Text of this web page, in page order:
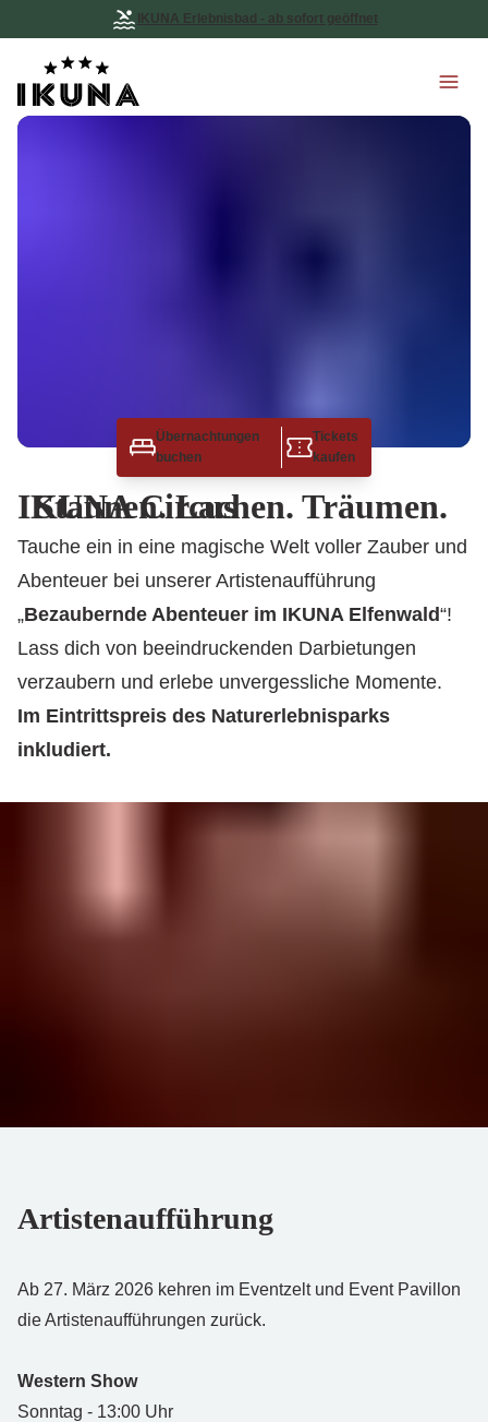
IKUNA Erlebnisbad - ab sofort geöffnet
Staunen. Lachen. Träumen.
Übernachtungen
buchen
Tickets
kaufen
IKUNA Circus
Tauche ein in eine magische Welt voller Zauber und
Abenteuer bei unserer Artistenaufführung
„Bezaubernde Abenteuer im IKUNA Elfenwald“!
Lass dich von beeindruckenden Darbietungen
verzaubern und erlebe unvergessliche Momente.
Im Eintrittspreis des Naturerlebnisparks
inkludiert.
Artisten­aufführung
Ab 27. März 2026 kehren im Eventzelt und Event Pavillon
die Artistenaufführungen zurück.
Western Show
Sonntag - 13:00 Uhr